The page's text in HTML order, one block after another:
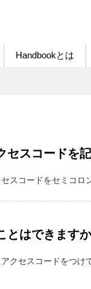
Handbookとは
スコードを
スコードをセミコロ
とはできます
クセスコードをつ